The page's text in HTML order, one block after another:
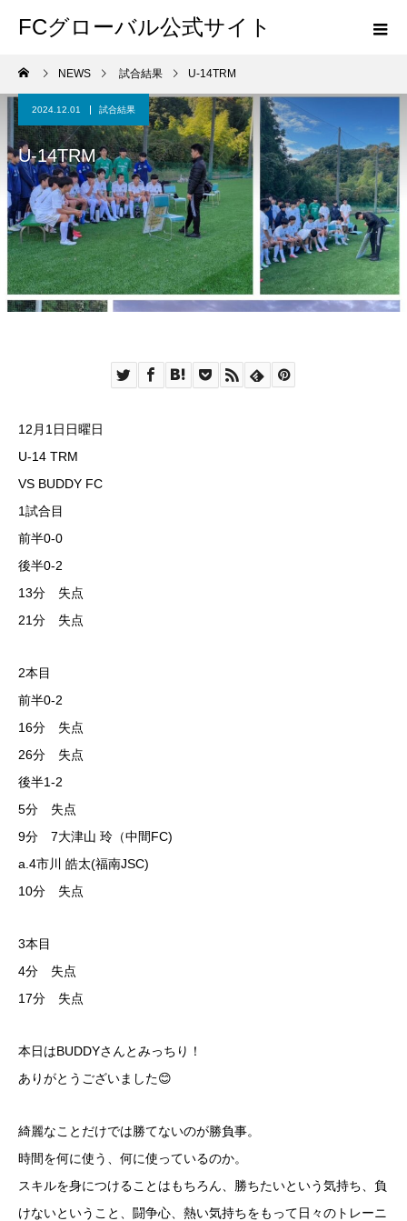
FCグローバル公式サイト
NEWS 試合結果 U-14TRM
2024.12.01 試合結果
U-14TRM
12月1日日曜日
U-14 TRM
VS BUDDY FC
1試合目
前半0-0
後半0-2
13分 失点
21分 失点
2本目
前半0-2
16分 失点
26分 失点
後半1-2
5分 失点
9分 7大津山 玲（中間FC)
a.4市川 皓太(福南JSC)
10分 失点
3本目
4分 失点
17分 失点
本日はBUDDYさんとみっちり！
ありがとうございました😊
綺麗なことだけでは勝てないのが勝負事。
時間を何に使う、何に使っているのか。
スキルを身につけることはもちろん、勝ちたいという気持ち、負
けないということ、闘争心、熱い気持ちをもって日々のトレーニ